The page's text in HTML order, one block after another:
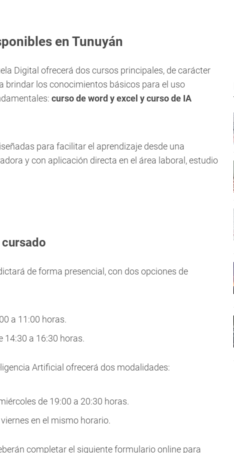
en Tunuyán
Digital ofrecerá dos cursos principales, de carácter
brindar los conocimientos básicos para el uso
curso de word y excel y curso de IA
para facilitar el aprendizaje desde una
y con aplicación directa en el área laboral, estudio
de forma presencial, con dos opciones de
a 11:00 horas.
14:30 a 16:30 horas.
Artificial ofrecerá dos modalidades:
de 19:00 a 20:30 horas.
en el mismo horario.
completar el siguiente formulario online para